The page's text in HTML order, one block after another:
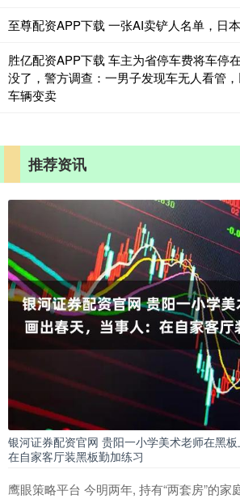
至尊配资APP下载 一张AI卖铲人名单，日
胜亿配资APP下载 车主为省停车费将车停
没了，警方调查：一男子发现车无人看管，
车辆变卖
推荐资讯
银河证券配资官网 贵阳一小学美术老师在黑板
在自家客厅装黑板勤加练习
鹰眼策略平台 今明两年, 持有“两套房”的家